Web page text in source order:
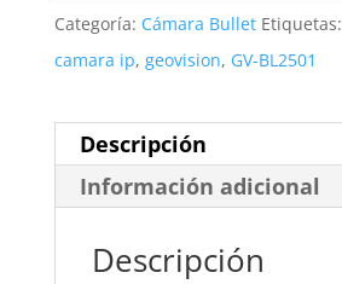
Categoría: Cámara Bullet Etiquetas:
camara ip, geovision, GV-BL2501
Descripción
Información adicional
Descripción